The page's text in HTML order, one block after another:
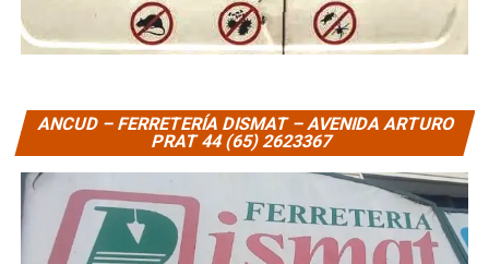
ANCUD – FERRETERÍA DISMAT – AVENIDA ARTURO
PRAT 44 (65) 2623367